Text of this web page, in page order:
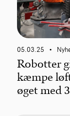
05.03.25 •
Robotter
kæmpe
øget med